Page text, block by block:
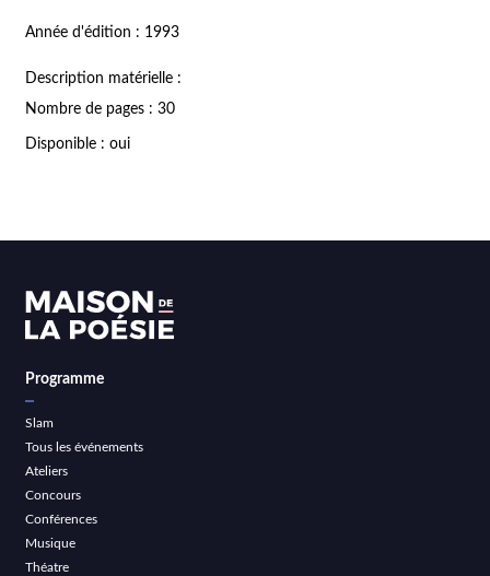
Année d'édition : 1993
Description matérielle :
Nombre de pages : 30
Disponible : oui
Programme
Slam
Tous les événements
Ateliers
Concours
Conférences
Musique
Théatre